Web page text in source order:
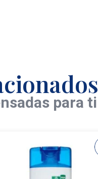
para ti